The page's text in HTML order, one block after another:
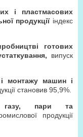
і пластмасових
продукціїіндекс
готових
випуск
монтажу машин і
становив 95,9%.
газу, пари та
продукції